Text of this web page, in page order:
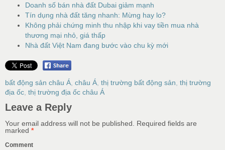
Doanh số bán nhà đất Dubai giảm mạnh
Tín dụng nhà đất tăng nhanh: Mừng hay lo?
Không phải chứng minh thu nhập khi vay tiền mua nhà
thương mại nhỏ, giá thấp
Nhà đất Việt Nam đang bước vào chu kỳ mới
bất động sản châu Á châu Á thị trường bất động sản thị trường
địa ốc thị trường địa ốc châu Á
Leave a Reply
Your email address will not be published.
Required fields are
marked *
Comment